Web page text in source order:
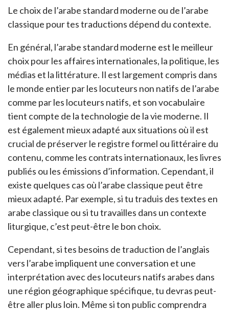
Le choix de l’arabe standard moderne ou de l’arabe
classique pour tes traductions dépend du contexte.
En général, l’arabe standard moderne est le meilleur
choix pour les affaires internationales, la politique, les
médias et la littérature. Il est largement compris dans
le monde entier par les locuteurs non natifs de l’arabe
comme par les locuteurs natifs, et son vocabulaire
tient compte de la technologie de la vie moderne. Il
est également mieux adapté aux situations où il est
crucial de préserver le registre formel ou littéraire du
contenu, comme les contrats internationaux, les livres
publiés ou les émissions d’information. Cependant, il
existe quelques cas où l’arabe classique peut être
mieux adapté. Par exemple, si tu traduis des textes en
arabe classique ou si tu travailles dans un contexte
liturgique, c’est peut-être le bon choix.
Cependant, si tes besoins de traduction de l’anglais
vers l’arabe impliquent une conversation et une
interprétation avec des locuteurs natifs arabes dans
une région géographique spécifique, tu devras peut-
être aller plus loin. Même si ton public comprendra